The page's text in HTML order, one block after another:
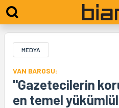
MEDYA
VAN BAROSU:
"Gazetecilerin
en temel